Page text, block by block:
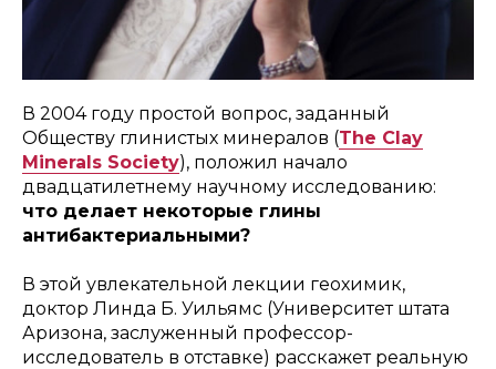
В 2004 году простой вопрос, заданный
Обществу глинистых минералов (The Clay
Minerals Society), положил начало
двадцатилетнему научному исследованию:
что делает некоторые глины
антибактериальными?
В этой увлекательной лекции геохимик,
доктор Линда Б. Уильямс (Университет штата
Аризона, заслуженный профессор-
исследователь в отставке) расскажет реальную